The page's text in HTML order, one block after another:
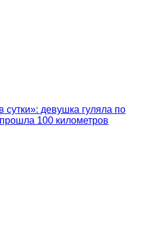
сутки»: девушка гуляла по
100 километров